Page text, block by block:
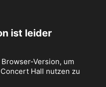
ist leider
Version, um
Hall nutzen zu